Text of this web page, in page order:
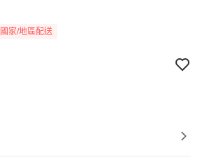
國家/地區配送